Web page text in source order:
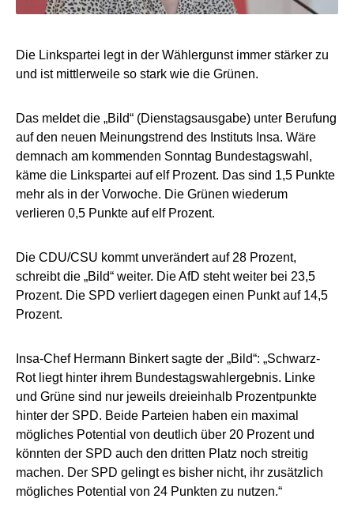
Die Linkspartei legt in der Wählergunst immer stärker zu
und ist mittlerweile so stark wie die Grünen.
Das meldet die „Bild“ (Dienstagsausgabe) unter Berufung
auf den neuen Meinungstrend des Instituts Insa. Wäre
demnach am kommenden Sonntag Bundestagswahl,
käme die Linkspartei auf elf Prozent. Das sind 1,5 Punkte
mehr als in der Vorwoche. Die Grünen wiederum
verlieren 0,5 Punkte auf elf Prozent.
Die CDU/CSU kommt unverändert auf 28 Prozent,
schreibt die „Bild“ weiter. Die AfD steht weiter bei 23,5
Prozent. Die SPD verliert dagegen einen Punkt auf 14,5
Prozent.
Insa-Chef Hermann Binkert sagte der „Bild“: „Schwarz-
Rot liegt hinter ihrem Bundestagswahlergebnis. Linke
und Grüne sind nur jeweils dreieinhalb Prozentpunkte
hinter der SPD. Beide Parteien haben ein maximal
mögliches Potential von deutlich über 20 Prozent und
könnten der SPD auch den dritten Platz noch streitig
machen. Der SPD gelingt es bisher nicht, ihr zusätzlich
mögliches Potential von 24 Punkten zu nutzen.“